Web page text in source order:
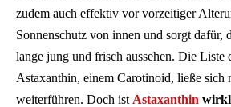
zudem auch effektiv vor vorzeitiger
Sonnenschutz von innen und sorgt dafür,
lange jung und frisch aussehen. Die Liste
Astaxanthin, einem Carotinoid, ließe sich
weiterführen. Doch ist Astaxanthin